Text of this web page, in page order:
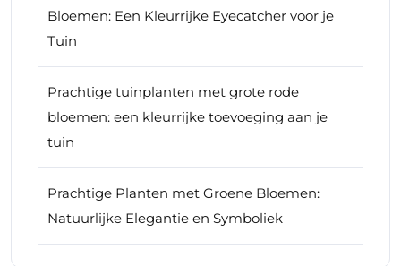
Bloemen: Een Kleurrijke Eyecatcher voor je
Tuin
Prachtige tuinplanten met grote rode
bloemen: een kleurrijke toevoeging aan je
tuin
Prachtige Planten met Groene Bloemen:
Natuurlijke Elegantie en Symboliek